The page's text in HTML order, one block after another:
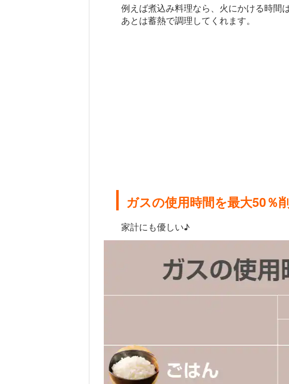
例えば煮込み料理なら、火にかける時間
あとは蓄熱で調理してくれます。
ガスの使用時間を最大50％
家計にも優しい♪